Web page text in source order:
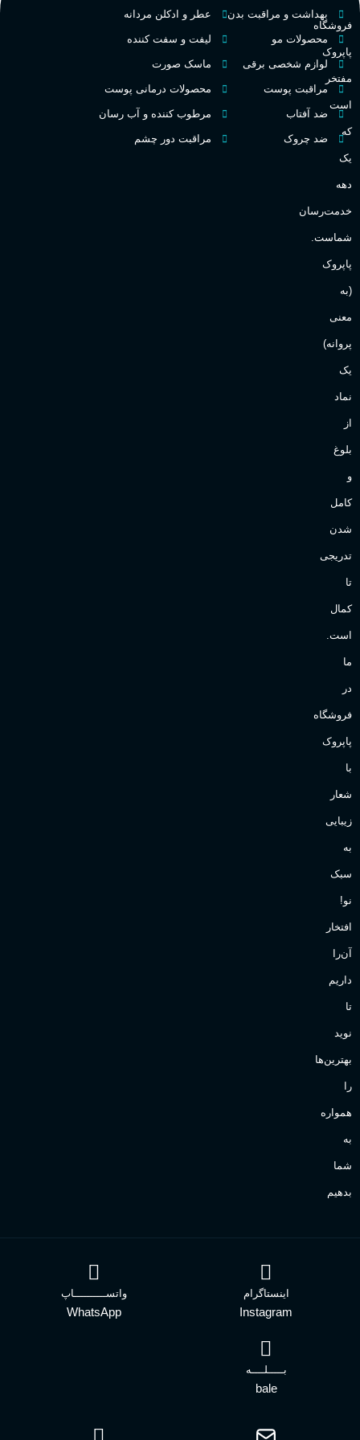
غلظت
اکسترکت دو پرفیوم
گروه بویایی میوه ای
مناسب برای
آقایان
فروشگاه
پاپروک
مفتخر
است
که
یک
دهه
خدمت‌رسان
شماست.
پاپروک
(به
معنی
پروانه)
یک
نماد
از
بلوغ
و
کامل
شدن
تدریجی
تا
کمال
است.
ما
در
فروشگاه
پاپروک
با
شعار
زیبایی
به
سبک
نو!
افتخار
آن‌را
داریم
تا
نوید
بهترین‌ها
را
همواره
به
شما
بدهیم
بهداشت و مراقبت بدن
محصولات مو
لوازم شخصی برقی
مراقبت پوست
ضد آفتاب
ضد چروک
عطر و ادکلن مردانه
لیفت و سفت کننده
ماسک صورت
محصولات درمانی پوست
مرطوب کننده و آب رسان
مراقبت دور چشم
اینستاگرام
Instagram
واتســــــــــاپ
WhatsApp
بـــــلــــه
bale